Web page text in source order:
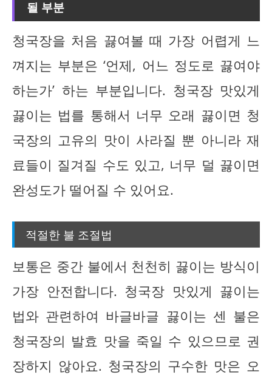
될 부분
청국장을 처음 끓여볼 때 가장 어렵게 느
껴지는 부분은 ‘언제, 어느 정도로 끓여야
하는가’ 하는 부분입니다. 청국장 맛있게
끓이는 법를 통해서 너무 오래 끓이면 청
국장의 고유의 맛이 사라질 뿐 아니라 재
료들이 질겨질 수도 있고, 너무 덜 끓이면
완성도가 떨어질 수 있어요.
적절한 불 조절법
보통은 중간 불에서 천천히 끓이는 방식이
가장 안전합니다. 청국장 맛있게 끓이는
법와 관련하여 바글바글 끓이는 센 불은
청국장의 발효 맛을 죽일 수 있으므로 권
장하지 않아요. 청국장의 구수한 맛은 오